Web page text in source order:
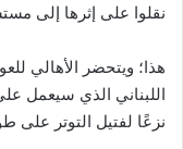
نقلوا على إثرها إلى
هذا؛ ويتحضر الأهالي
اللبناني الذي سيعمل
نزعًا لفتيل التوتر على